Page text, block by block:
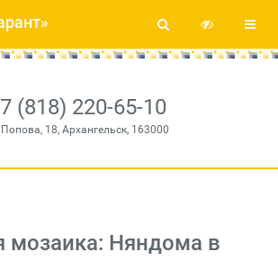
(818) 220-65-10
18, Архангельск, 163000
мозаика: Няндома в